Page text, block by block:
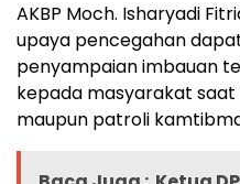
AKBP Moch. Isharyadi
upaya pencegahan
penyampaian imbauan
kepada masyarakat
maupun patroli